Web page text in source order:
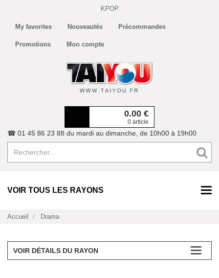
KPOP
My favorites Nouveautés Précommandes
Promotions Mon compte
0.00 €
0 article
☎ 01 45 86 23 88 du mardi au dimanche, de 10h00 à 19h00
VOIR TOUS LES RAYONS
Accueil Drama
VOIR DÉTAILS DU RAYON